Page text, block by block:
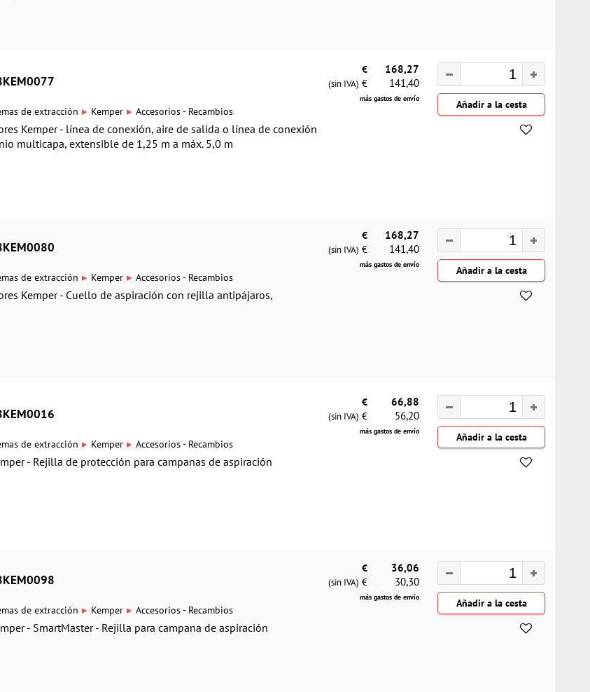
de extracción ▸ Kemper ▸ Accesorios - Recambios
Kemper - línea de conexión, aire de salida o línea de conexión
multicapa, extensible de 1,25 m a máx. 5,0 m
€ 168,27
(sin IVA) € 141,40
más gastos de envío
de extracción ▸ Kemper ▸ Accesorios - Recambios
Kemper - Cuello de aspiración con rejilla antipájaros,
€ 168,27
(sin IVA) € 141,40
más gastos de envío
de extracción ▸ Kemper ▸ Accesorios - Recambios
- Rejilla de protección para campanas de aspiración
€ 66,88
(sin IVA) € 56,20
más gastos de envío
de extracción ▸ Kemper ▸ Accesorios - Recambios
- SmartMaster - Rejilla para campana de aspiración
€ 36,06
(sin IVA) € 30,30
más gastos de envío